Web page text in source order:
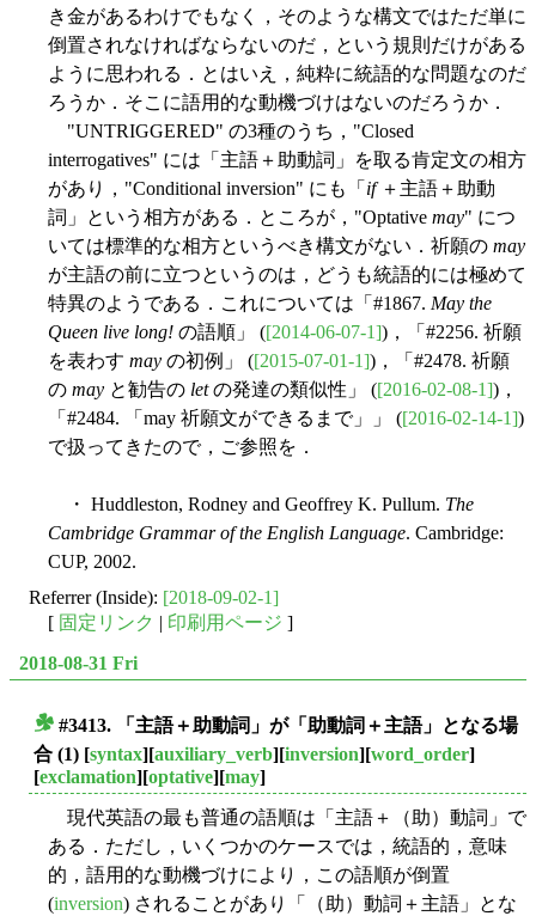
き金があるわけでもなく，そのような構文ではただ単に
倒置されなければならないのだ，という規則だけがある
ように思われる．とはいえ，純粋に統語的な問題なのだ
ろうか．そこに語用的な動機づけはないのだろうか．
"UNTRIGGERED" の3種のうち，"Closed
interrogatives" には「主語＋助動詞」を取る肯定文の相方
があり，"Conditional inversion" にも「 if＋主語＋助動
詞」という相方がある．ところが，"Optative may" につ
いては標準的な相方というべき構文がない．祈願の may
が主語の前に立つというのは，どうも統語的には極めて
特異のようである．これについては「#1867. May the
Queen live long! の語順」 ([2014-06-07-1])，「#2256. 祈願
を表わす may の初例」 ([2015-07-01-1])，「#2478. 祈願
の may と勧告の letの発達の類似性」 ([2016-02-08-1])，
「#2484. 「may 祈願文ができるまで」」 ([2016-02-14-1])
で扱ってきたので，ご参照を．
・ Huddleston, Rodney and Geoffrey K. Pullum. The
Cambridge Grammar of the English Language. Cambridge:
CUP, 2002.
Referrer (Inside): [2018-09-02-1]
[ 固定リンク | 印刷用ページ ]
2018-08-31 Fri
#3413. 「主語＋助動詞」が「助動詞＋主語」となる場
合 (1) [syntax][auxiliary_verb][inversion][word_order]
[exclamation][optative][may]
現代英語の最も普通の語順は「主語＋（助）動詞」で
ある．ただし，いくつかのケースでは，統語的，意味
的，語用的な動機づけにより，この語順が倒置
(inversion) されることがあり「（助）動詞＋主語」とな